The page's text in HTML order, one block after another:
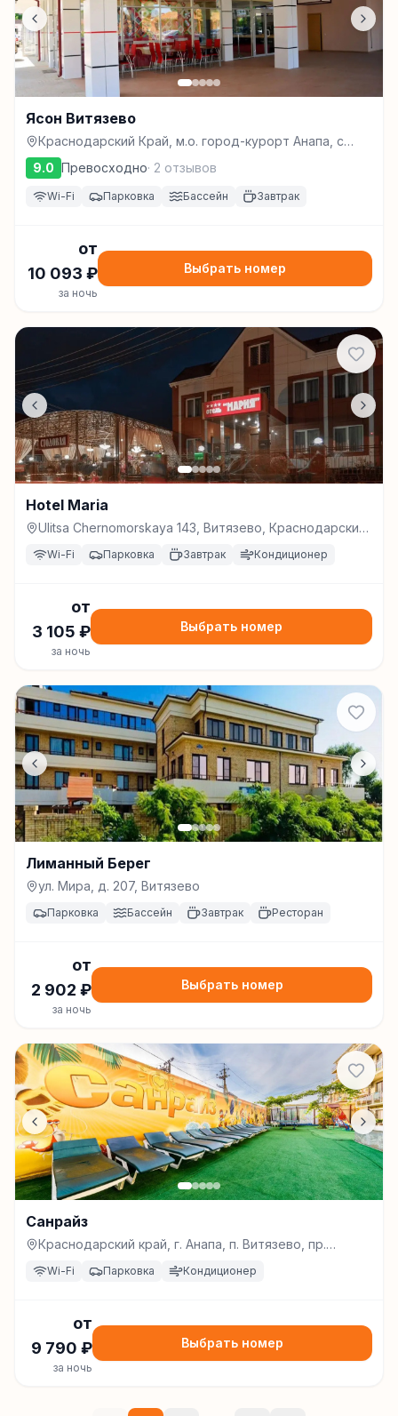
Ясон Витязево
Краснодарский Край, м.о. город-курорт Анапа, с
Витязево, ул Серебряная, д. 10, Витязево
9.0 Превосходно· 2 отзывов
Wi-Fi Парковка Бассейн Завтрак
от
10 093 ₽
за ночь
Выбрать номер
Hotel Maria
Ulitsa Chernomorskaya 143, Витязево, Краснодарский
край, Russia, 353417, Витязево
Wi-Fi Парковка Завтрак Кондиционер
от
3 105 ₽
за ночь
Выбрать номер
Лиманный Берег
ул. Мира, д. 207, Витязево
Парковка Бассейн Завтрак Ресторан
от
2 902 ₽
за ночь
Выбрать номер
Санрайз
Краснодарский край, г. Анапа, п. Витязево, пр.
Wi-Fi Парковка Кондиционер
от
9 790 ₽
за ночь
Выбрать номер